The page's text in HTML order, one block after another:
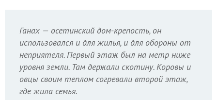
Ганах — осетинский дом-крепость, он
использовался и для жилья, и для обороны от
неприятеля. Первый этаж был на метр ниже
уровня земли. Там держали скотину. Коровы и
овцы своим теплом согревали второй этаж,
где жила семья.